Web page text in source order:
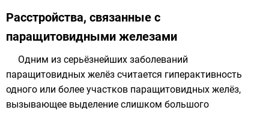
Расстройства, связанные с
паращитовидными железами
Одним из серьёзнейших заболеваний
паращитовидных желёз считается гиперактивность
одного или более участков паращитовидных желёз,
вызывающее выделение слишком большого